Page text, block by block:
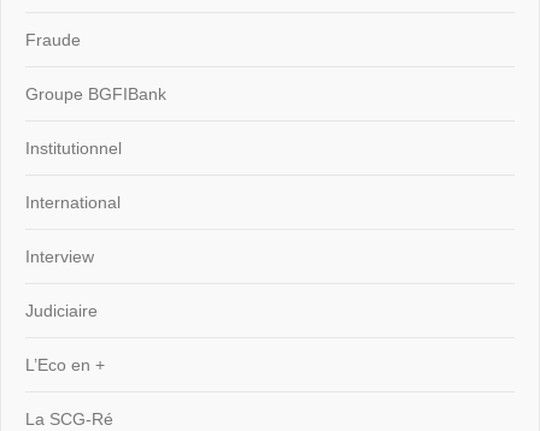
Fraude
Groupe BGFIBank
Institutionnel
International
Interview
Judiciaire
L’Eco en +
La SCG-Ré